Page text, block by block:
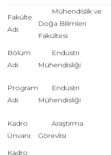
Fakülte
Adı:
Mühendislik ve
Doğa Bilimleri
Fakültesi
Bölüm
Adı:
Endüstri
Mühendisliği
Program
Adı:
Endüstri
Mühendisliği
Kadro
Ünvanı:
Araştırma
Görevlisi
Kadro